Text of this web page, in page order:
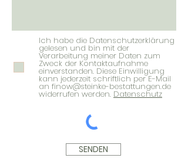
Ich habe die Datenschutzerklärung
gelesen und bin mit der
Verarbeitung meiner Daten zum
Zweck der Kontaktaufnahme
einverstanden. Diese Einwilligung
kann jederzeit schriftlich per E-Mail
an finow@steinke-bestattungen.de
widerrufen werden. Datenschutz
SENDEN